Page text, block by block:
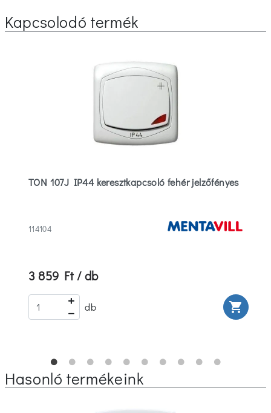
Kapcsolodó termék
TON 107J IP44 keresztkapcsoló fehér jelzőfényes
114104
3 859 Ft / db
db shopping_cart
Hasonló termékeink